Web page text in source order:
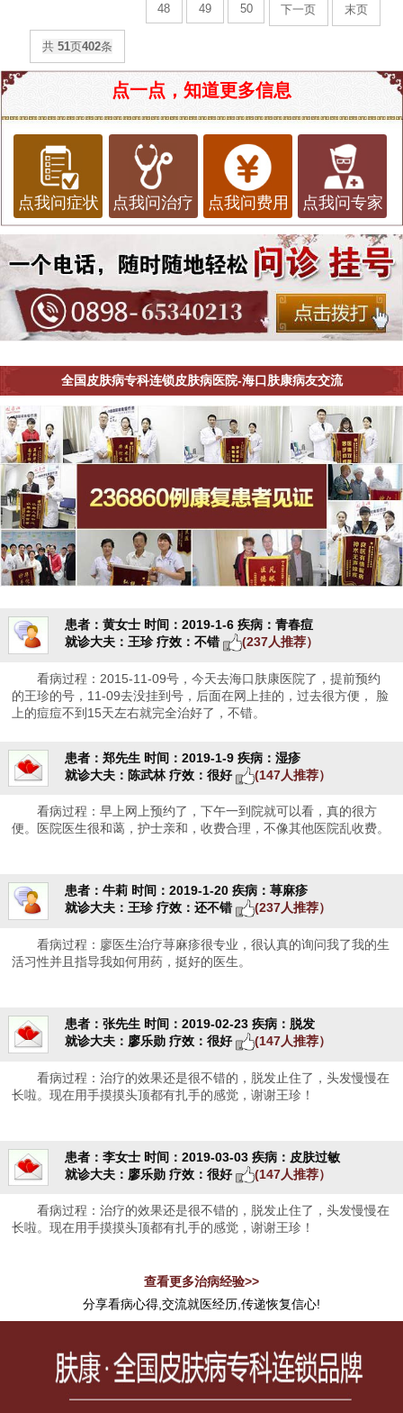
48 49 50 下一页 末页
共51页402条
点一点，知道更多信息
点我问症状 点我问治疗 点我问费用 点我问专家
全国皮肤病专科连锁皮肤病医院-海口肤康病友交流
患者：黄女士 时间：2019-1-6 疾病：青春痘
就诊大夫：王珍 疗效：不错 (237人推荐）
看病过程：2015-11-09号，今天去海口肤康医院了，提前预约
的王珍的号，11-09去没挂到号，后面在网上挂的，过去很方便， 脸
上的痘痘不到15天左右就完全治好了，不错。
患者：郑先生 时间：2019-1-9 疾病：湿疹
就诊大夫：陈武林 疗效：很好 (147人推荐）
看病过程：早上网上预约了，下午一到院就可以看，真的很方
便。医院医生很和蔼，护士亲和，收费合理，不像其他医院乱收费。
患者：牛莉 时间：2019-1-20 疾病：荨麻疹
就诊大夫：王珍 疗效：还不错 (237人推荐）
看病过程：廖医生治疗荨麻疹很专业，很认真的询问我了我的生
活习性并且指导我如何用药，挺好的医生。
患者：张先生 时间：2019-02-23 疾病：脱发
就诊大夫：廖乐勋 疗效：很好 (147人推荐）
看病过程：治疗的效果还是很不错的，脱发止住了，头发慢慢在
长啦。现在用手摸摸头顶都有扎手的感觉，谢谢王珍！
患者：李女士 时间：2019-03-03 疾病：皮肤过敏
就诊大夫：廖乐勋 疗效：很好 (147人推荐）
看病过程：治疗的效果还是很不错的，脱发止住了，头发慢慢在
长啦。现在用手摸摸头顶都有扎手的感觉，谢谢王珍！
查看更多治病经验>>
分享看病心得,交流就医经历,传递恢复信心!